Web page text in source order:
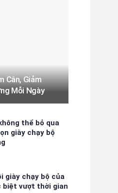
Cân, Giảm
Mỗi Ngày
thể bỏ qua
giày chạy bộ
giày chạy bộ của
biệt vượt thời gian